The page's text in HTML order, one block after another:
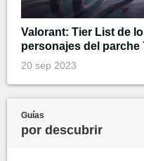
Valorant: Tier List de
personajes del parche
20 sep 2023
Guías
por descubrir